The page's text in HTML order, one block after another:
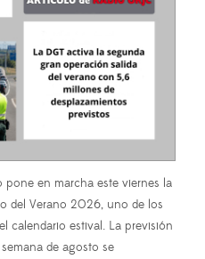
pone en marcha este viernes la
del Verano 2026, uno de los
calendario estival. La previsión
de agosto se